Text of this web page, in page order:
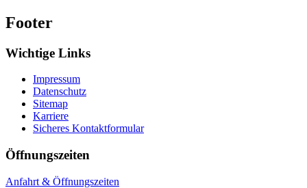
Footer
Wichtige Links
Impressum
Datenschutz
Sitemap
Karriere
Sicheres Kontaktformular
Öffnungszeiten
Anfahrt & Öffnungszeiten